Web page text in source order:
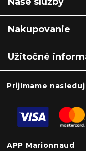
Nakupovanie
Užitočné
Prijímame
APP Marionnaud